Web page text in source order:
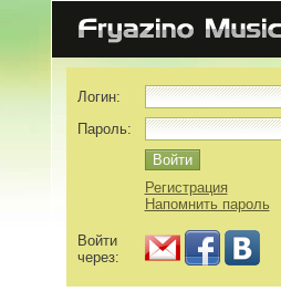
Логин:
Пароль:
Регистрация
Напомнить пароль
Войти
через: